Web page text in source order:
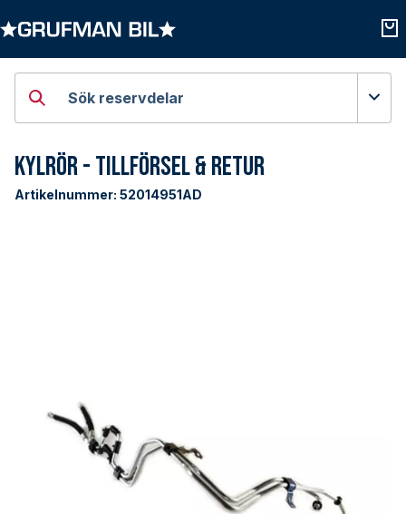
Sök reservdelar
Kylrör - Tillförsel & Retur
Artikelnummer: 52014951AD